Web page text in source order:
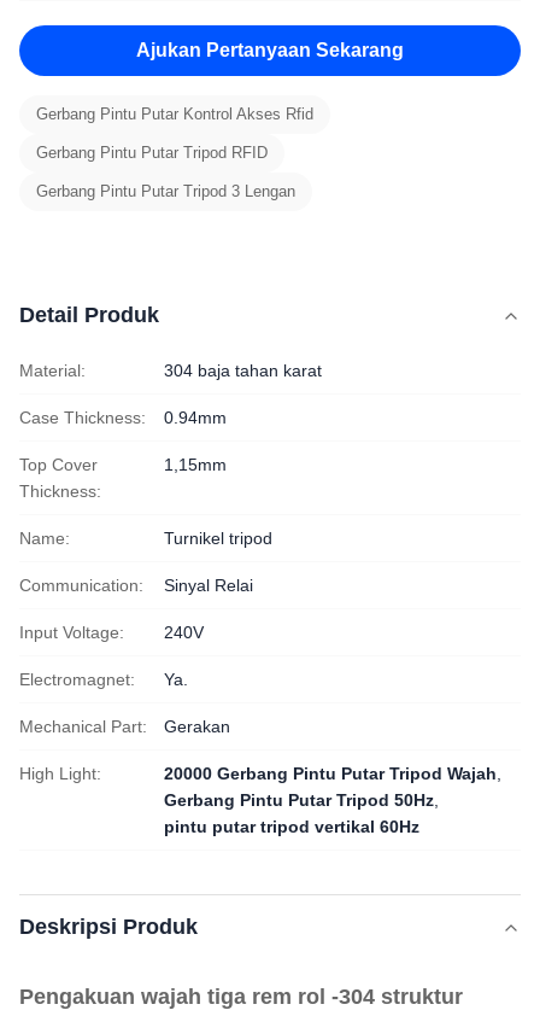
Ajukan Pertanyaan Sekarang
Gerbang Pintu Putar Kontrol Akses Rfid
Gerbang Pintu Putar Tripod RFID
Gerbang Pintu Putar Tripod 3 Lengan
Detail Produk
Material: 304 baja tahan karat
Case Thickness: 0.94mm
Top Cover
Thickness:
1,15mm
Name: Turnikel tripod
Communication: Sinyal Relai
Input Voltage: 240V
Electromagnet: Ya.
Mechanical Part: Gerakan
High Light: 20000 Gerbang Pintu Putar Tripod Wajah
Gerbang Pintu Putar Tripod 50Hz
pintu putar tripod vertikal 60Hz
Deskripsi Produk
Pengakuan wajah tiga rem rol -304 struktur